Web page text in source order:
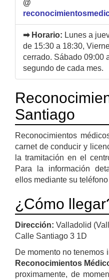
@
➡ Horario: Lunes a
de 15:30 a 18:30,
cerrado. Sábado 09:00
segundo de cada mes.
Santiago
Reconocimientos
carnet de conducir y
la tramitación en el
Para la información
ellos mediante su
¿Cómo
Dirección: Valladolid
Calle Santiago 3 1D
De momento no tenemos
Reconocimientos
proximamente, de